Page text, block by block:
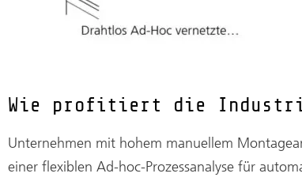
Wie profitiert die Industrie
Unternehmen mit hohem manuellem
einer flexiblen Ad-hoc-Prozessanalyse für